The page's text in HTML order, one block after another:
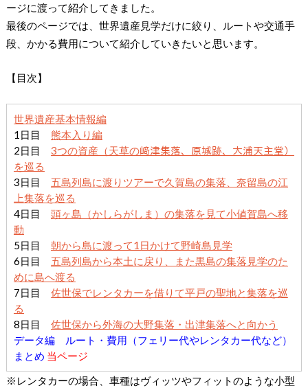
ージに渡って紹介してきました。
最後のページでは、世界遺産見学だけに絞り、ルートや交通手
段、かかる費用について紹介していきたいと思います。
【目次】
世界遺産基本情報編
1日目 熊本入り編
2日目 3つの資産（天草の﨑津集落、原城跡、大浦天主堂）
を巡る
3日目 五島列島に渡りツアーで久賀島の集落、奈留島の江
上集落を巡る
4日目 頭ヶ島（かしらがしま）の集落を見て小値賀島へ移
動
5日目 朝から島に渡って1日かけて野崎島見学
6日目 五島列島から本土に戻り、また黒島の集落見学のた
めに島へ渡る
7日目 佐世保でレンタカーを借りて平戸の聖地と集落を巡
る
8日目 佐世保から外海の大野集落・出津集落へと向かう
データ編 ルート・費用（フェリー代やレンタカー代など）
まとめ 当ページ
※レンタカーの場合、車種はヴィッツやフィットのような小型